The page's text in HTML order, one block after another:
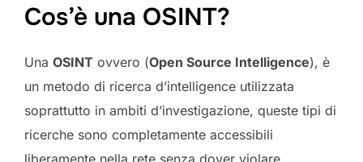
Cos’è una OSINT?
Una OSINT ovvero (Open Source Intelligence), è
un metodo di ricerca d’intelligence utilizzata
soprattutto in ambiti d’investigazione, queste tipi di
ricerche sono completamente accessibili
liberamente nella rete senza dover violare